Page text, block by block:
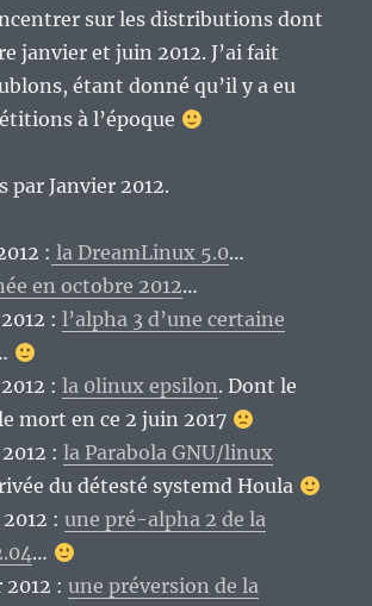
sur les distributions dont
janvier et juin 2012. J’ai fait
étant donné qu’il y a eu
à l’époque
par Janvier 2012.
: la DreamLinux 5.0…
en octobre 2012…
:l’alpha 3 d’une certaine
:la 0linux epsilon. Dont le
mort en ce 2 juin 2017
:la Parabola GNU/linux
du détesté systemd Houla
2012 :une pré-alpha 2 de la
…
2012 :une préversion de la